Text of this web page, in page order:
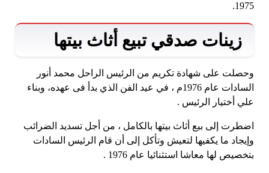
1975.
زينات صدقي تبيع أثاث بيتها
وحصلت على شهادة تكريم من الرئيس الراحل محمد أنور
السادات عام 1976م ، في عيد الفن الذي بدأ فى عهده، وبناء
علي أختيار الرئيس .
اضطرت إلى بيع أثاث بيتها بالكامل ، من أجل تسديد الضرائب
وإيجاد ما يكفيها لتعيش وتأكل إلى أن قام الرئيس السادات
بتخصيص لها معاشا استثنائيا عام 1976 .